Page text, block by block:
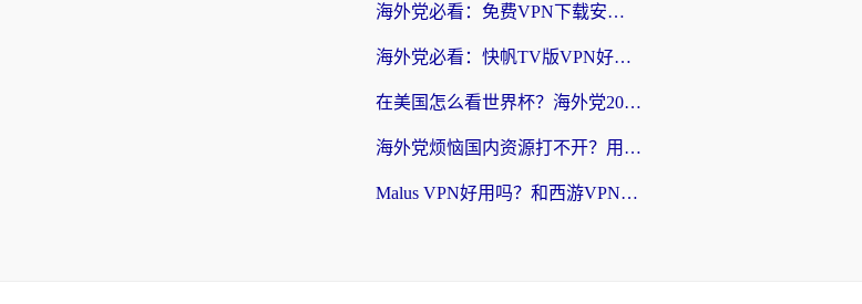
海外党必看：免费VPN下载安卓+3步选对国外到国内加速器，无缝刷国内资源
海外党必看：快帆TV版VPN好用吗？和斧牛手游VPN对比哪个回国效果更好？附电脑翻墙回国实用技巧
在美国怎么看世界杯？海外党2026最新回国加速器指南：从影音到游戏全搞定
海外党烦恼国内资源打不开？用VPN上海节点+这几点，轻松搞定回国加速！
Malus VPN好用吗？和西游VPN对比哪个回国效果更好？海外党亲测后的真实选择